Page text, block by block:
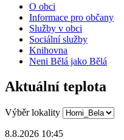
O obci
Informace pro občany
Služby v obci
Sociální služby
Knihovna
Neni Bělá jako Bělá
Aktuální teplota
Výběr lokality
8.8.2026 10:45